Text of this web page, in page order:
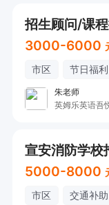
招生顾问/课
3000-6000
市区 节日福利
朱老师
英姆乐英语吾
宣安消防学校
5000-8000
市区 交通补助